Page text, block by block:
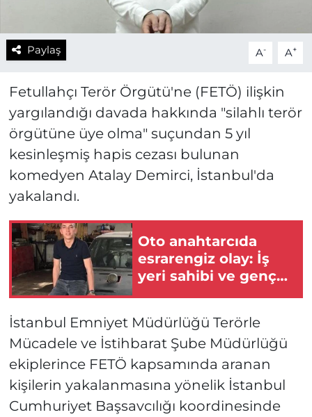
Paylaş A- A+
Fetullahçı Terör Örgütü'ne (FETÖ) ilişkin
yargılandığı davada hakkında "silahlı terör
örgütüne üye olma" suçundan 5 yıl
kesinleşmiş hapis cezası bulunan
komedyen Atalay Demirci, İstanbul'da
yakalandı.
Oto anahtarcıda
esrarengiz olay: İş
yeri sahibi ve genç
İstanbul Emniyet Müdürlüğü Terörle
Mücadele ve İstihbarat Şube Müdürlüğü
ekiplerince FETÖ kapsamında aranan
kişilerin yakalanmasına yönelik İstanbul
Cumhuriyet Başsavcılığı koordinesinde